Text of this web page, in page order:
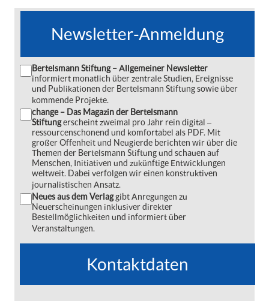
Newsletter-Anmeldung
Bertelsmann Stiftung – Allgemeiner Newsletter
informiert monatlich über zentrale Studien, Ereignisse
und Publikationen der Bertelsmann Stiftung sowie über
kommende Projekte.
change – Das Magazin der Bertelsmann
Stiftungerscheint zweimal pro Jahr rein digital ‒
ressourcenschonend und komfortabel als PDF. Mit
großer Offenheit und Neugierde berichten wir über die
Themen der Bertelsmann Stiftung und schauen auf
Menschen, Initiativen und zukünftige Entwicklungen
weltweit. Dabei verfolgen wir einen konstruktiven
journalistischen Ansatz.
Neues aus dem Verlaggibt Anregungen zu
Neuerscheinungen inklusiver direkter
Bestellmöglichkeiten und informiert über
Veranstaltungen.
Kontaktdaten